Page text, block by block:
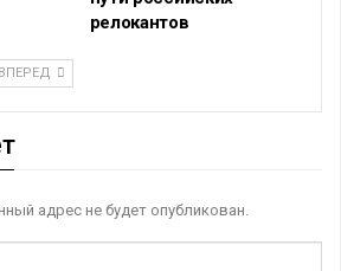
релокантов
ВПЕРЕД
адрес не будет опубликован.